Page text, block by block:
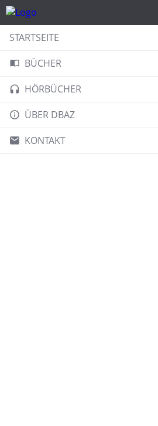
STARTSEITE
BÜCHER
HÖRBÜCHER
ÜBER DBAZ
KONTAKT